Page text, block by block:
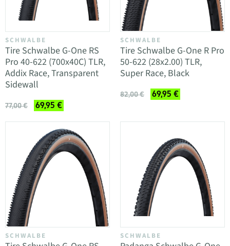
SCHWALBE
Tire Schwalbe G-One RS
Pro 40-622 (700x40C) TLR,
Addix Race, Transparent
Sidewall
77,00 € 69,95 €
SCHWALBE
Tire Schwalbe G-One R Pro
50-622 (28x2.00) TLR,
Super Race, Black
82,00 € 69,95 €
SCHWALBE SCHWALBE